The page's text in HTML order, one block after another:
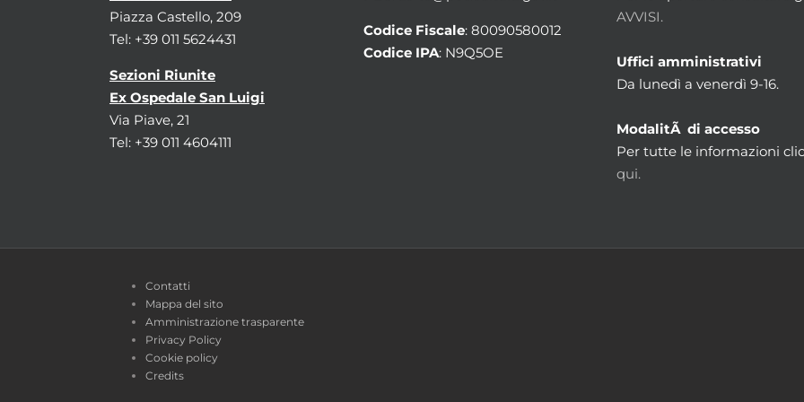
Piazza Castello, 209
Tel: +39 011 5624431
Sezioni Riunite
Ex Ospedale San Luigi
Via Piave, 21
Tel: +39 011 4604111
Codice Fiscale: 80090580012
Codice IPA: N9Q5OE
AVVISI.
Uffici amministrativi
Da lunedì a venerdì 9-16.
ModalitÃ di accesso
Per tutte le informazioni
qui.
Contatti
Mappa del sito
Amministrazione trasparente
Privacy Policy
Cookie policy
Credits